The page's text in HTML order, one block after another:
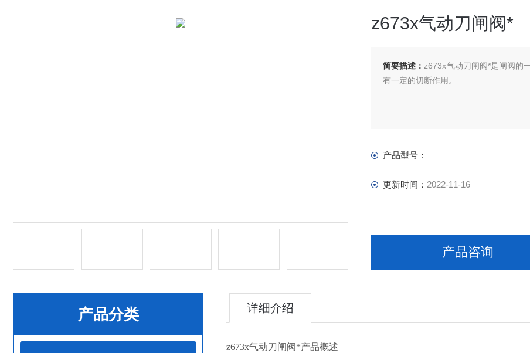
z673x气动刀闸阀*
简要描述： z673x气动刀闸阀*是闸阀的
有一定的切断作用。
产品型号：
更新时间： 2022-11-16
产品咨询
产品分类 详细介绍
z673x气动刀闸阀*产品概述